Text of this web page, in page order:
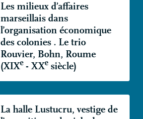
Les milieux d’affaires
marseillais dans
l’organisation économique
des colonies . Le trio
Rouvier, Bohn, Roume
(XIXe-XXesiècle)
La halle Lustucru, vestige de